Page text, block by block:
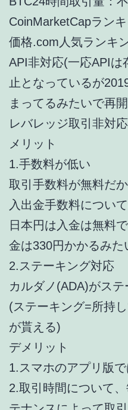
CoinMarketCapラン
価格.com人気ランキ
API非対応(一応APIは
止となっているが
まってるみたいで再
レバレッジ取引非対応
メリット
1.手数料が低い
取引手数料が無料だ
入出金手数料につい
日本円は入金は無料
金は330円かかるみた
2.ステーキング対応
カルダノ(ADA)がス
(ステーキング=所持
が貰える)
デメリット
1.スマホのアプリ版
2.取引時間について